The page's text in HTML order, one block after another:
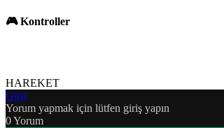
🎮 Kontroller
HAREKET
Giriş
Yorum yapmak için lütfen giriş yapın
0Yorum